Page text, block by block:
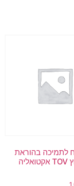
ש"ח לתמיכה בהוראת
קבע בערוץ TOV אקטואליה